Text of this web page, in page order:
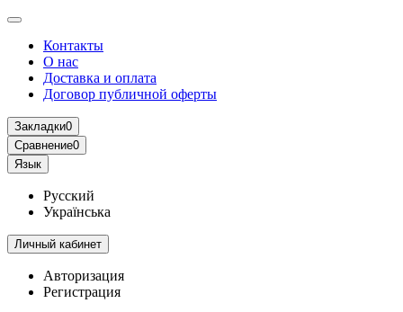
Контакты
О нас
Доставка и оплата
Договор публичной оферты
Закладки0
Сравнение0
Язык
Русский
Українська
Личный кабинет
Авторизация
Регистрация